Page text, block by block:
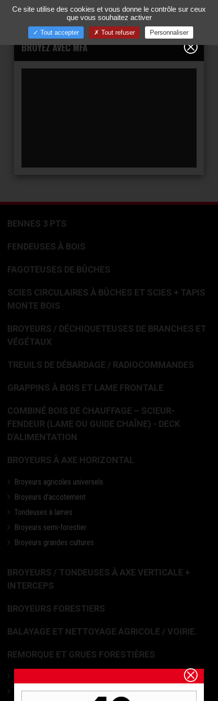
00
BROYEZ AVEC MFA
BENNES 3 PTS
FENDEUSES À BOIS
FAGOTEUSES DE BÛCHES
SCIES CIRCULAIRES À BÛCHES ET SCIES + TAPIS
MONTE BOIS
BROYEURS / DÉCHIQUETEUSES DE BRANCHES ET
VÉGÉTAUX
TREUILS DE DÉBARDAGE / RADIOCOMMANDES
GRAPPINS À BOIS ET LAME FRONTALE
COMBINÉ BOIS DE CHAUFFAGE – SCIEUR-
FENDEUR (LAME OU GUIDE CHAÎNE) - DECK
D'ALIMENTATION
BROYEURS À AXE HORIZONTAL
Broyeurs agricoles universels
Broyeurs d'accotement
Tondeuses à lames
Broyeurs semi-forestier
Broyeurs grandes cultures
BROYEURS / TONDEUSES À AXE VERTICALE +
INTERCEPS
BROYEURS FORESTIERS
BALAYAGE ET NETTOYAGE AGRICOLE / VOIRIE.
REMORQUE ET GRUES FORESTIÈRES
Remorques à bois forestières
Gestion de vos préférences sur les cookies
Ce site utilise des cookies et vous donne le contrôle sur ceux
que vous souhaitez activer
Tout accepter Tout refuser Personnaliser